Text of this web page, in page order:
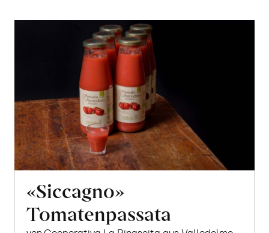
«Siccagno»
Tomatenpassata